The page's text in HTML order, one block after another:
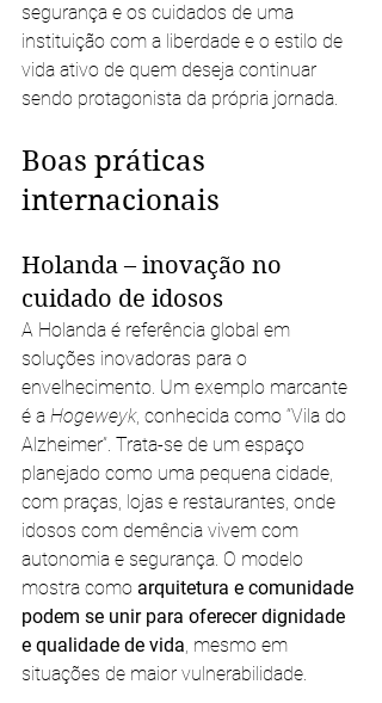
segurança e os cuidados de uma
instituição com a liberdade e o estilo de
vida ativo de quem deseja continuar
sendo protagonista da própria jornada.
Boas práticas
internacionais
Holanda – inovação no
cuidado de idosos
A Holanda é referência global em
soluções inovadoras para o
envelhecimento. Um exemplo marcante
é a Hogeweyk, conhecida como “Vila do
Alzheimer”. Trata-se de um espaço
planejado como uma pequena cidade,
com praças, lojas e restaurantes, onde
idosos com demência vivem com
autonomia e segurança. O modelo
mostra como arquitetura e comunidade
podem se unir para oferecer dignidade
e qualidade de vida, mesmo em
situações de maior vulnerabilidade.